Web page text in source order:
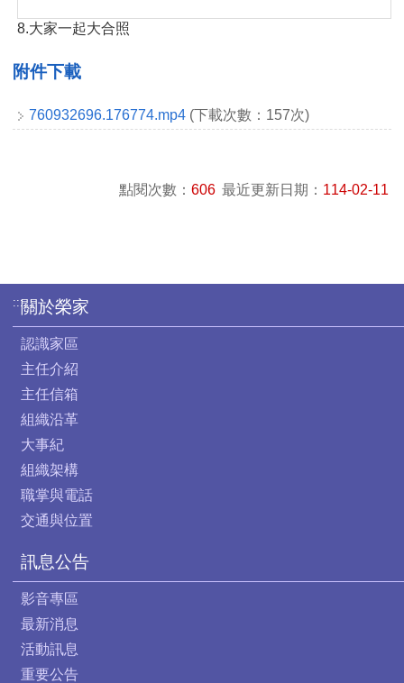
8.大家一起大合照
附件下載
760932696.176774.mp4 (下載次數：157次)
點閱次數： 606 最近更新日期： 114-02-11
:::關於榮家
認識家區
主任介紹
主任信箱
組織沿革
大事紀
組織架構
職掌與電話
交通與位置
訊息公告
影音專區
最新消息
活動訊息
重要公告